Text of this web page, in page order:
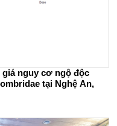
giá nguy cơ ngộ độc
tại Nghệ An,